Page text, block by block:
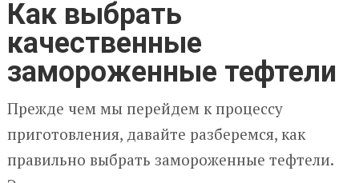
Как выбрать
качественные
замороженные тефтели
Прежде чем мы перейдем к процессу
приготовления, давайте разберемся, как
правильно выбрать замороженные тефтели.